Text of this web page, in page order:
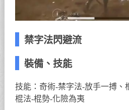
禁字法閃避流
裝備、技能
技能：奇術-禁字法-放手一搏、
棍法-棍勢-化險為夷